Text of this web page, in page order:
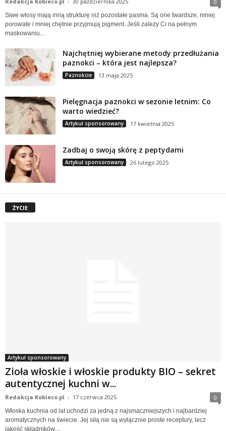
0
Siwe włosy mają inną strukturę niż pozostałe pasma. Są one twardsze, mniej
porowate i mniej chętnie przyjmują pigment. Jeśli zależy Ci na pełnym
maskowaniu...
Najchętniej wybierane metody przedłużania
paznokci – która jest najlepsza?
Paznokcie 13 maja 2025
Pielęgnacja paznokci w sezonie letnim: Co
warto wiedzieć?
Artykuł sponsorowany 17 kwietnia 2025
​Zadbaj o swoją skórę z peptydami
Artykuł sponsorowany 26 lutego 2025
ŻYCIE
Artykuł sponsorowany
Zioła włoskie i włoskie produkty BIO – sekret
autentycznej kuchni w...
Redakcja Kobieco.pl - 17 czerwca 2025 0
Włoska kuchnia od lat uchodzi za jedną z najsmaczniejszych i najbardziej
aromatycznych na świecie. Jej siłą nie są wyłącznie proste receptury, lecz
jakość składników,...